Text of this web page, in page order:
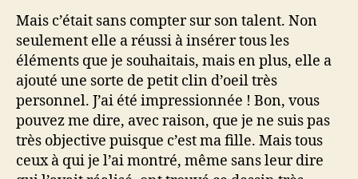
Mais c’était sans compter sur son talent. Non
seulement elle a réussi à insérer tous les
éléments que je souhaitais, mais en plus, elle a
ajouté une sorte de petit clin d’oeil très
personnel. J’ai été impressionnée ! Bon, vous
pouvez me dire, avec raison, que je ne suis pas
très objective puisque c’est ma fille. Mais tous
ceux à qui je l’ai montré, même sans leur dire